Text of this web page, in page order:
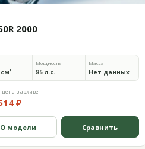
2000
Мощность
85 л.с.
Масса
Нет данных
цена в архиве
₽
О модели Сравнить